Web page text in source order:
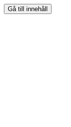
Gå till innehåll